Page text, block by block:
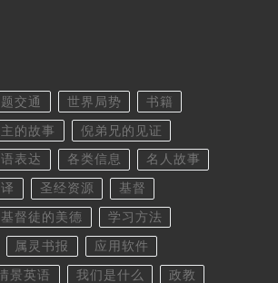
交通 世界局势 书籍
的故事 倪弟兄的见证
语表达 各类信息 名人故事
圣经资源 基督
基督徒的美德 学习方法
属灵书报 应用软件
景英语 我们是什么 政教